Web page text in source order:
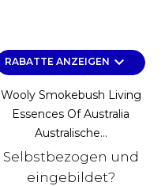
RABATTE ANZEIGEN keyboard_arrow_down
Wooly Smokebush Living
Essences Of Australia
Australische...
Selbstbezogen und
eingebildet?